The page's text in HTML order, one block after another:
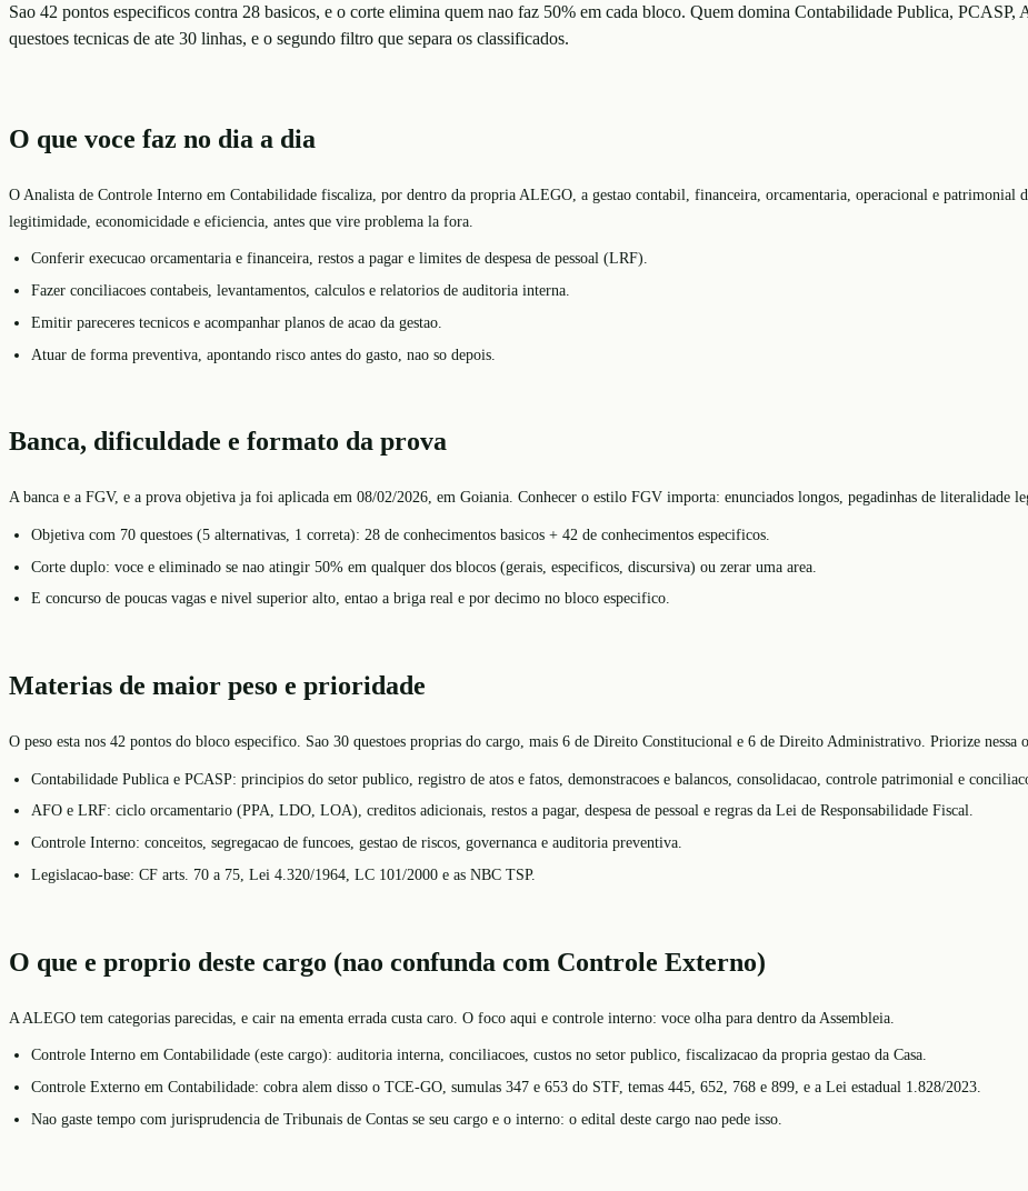
Sao 42 pontos especificos contra 28 basicos, e o corte elimina quem nao faz 50% em cada bloco. Quem domina Contabilidade Publica,
questoes tecnicas de ate 30 linhas, e o segundo filtro que separa os classificados.
O que voce faz no dia a dia
O Analista de Controle Interno em Contabilidade fiscaliza, por dentro da propria ALEGO, a gestao contabil, financeira, orcamentaria, operacional e patrimonial
legitimidade, economicidade e eficiencia, antes que vire problema la fora.
Conferir execucao orcamentaria e financeira, restos a pagar e limites de despesa de pessoal (LRF).
Fazer conciliacoes contabeis, levantamentos, calculos e relatorios de auditoria interna.
Emitir pareceres tecnicos e acompanhar planos de acao da gestao.
Atuar de forma preventiva, apontando risco antes do gasto, nao so depois.
Banca, dificuldade e formato da prova
A banca e a FGV, e a prova objetiva ja foi aplicada em 08/02/2026, em Goiania. Conhecer o estilo FGV importa: enunciados longos, pegadinhas de literalidade
Objetiva com 70 questoes (5 alternativas, 1 correta): 28 de conhecimentos basicos + 42 de conhecimentos especificos.
Corte duplo: voce e eliminado se nao atingir 50% em qualquer dos blocos (gerais, especificos, discursiva) ou zerar uma area.
E concurso de poucas vagas e nivel superior alto, entao a briga real e por decimo no bloco especifico.
Materias de maior peso e prioridade
O peso esta nos 42 pontos do bloco especifico. Sao 30 questoes proprias do cargo, mais 6 de Direito Constitucional e 6 de Direito Administrativo. Priorize nessa
Contabilidade Publica e PCASP: principios do setor publico, registro de atos e fatos, demonstracoes e balancos, consolidacao, controle patrimonial e
AFO e LRF: ciclo orcamentario (PPA, LDO, LOA), creditos adicionais, restos a pagar, despesa de pessoal e regras da Lei de Responsabilidade Fiscal.
Controle Interno: conceitos, segregacao de funcoes, gestao de riscos, governanca e auditoria preventiva.
Legislacao-base: CF arts. 70 a 75, Lei 4.320/1964, LC 101/2000 e as NBC TSP.
O que e proprio deste cargo (nao confunda com Controle Externo)
A ALEGO tem categorias parecidas, e cair na ementa errada custa caro. O foco aqui e controle interno: voce olha para dentro da Assembleia.
Controle Interno em Contabilidade (este cargo): auditoria interna, conciliacoes, custos no setor publico, fiscalizacao da propria gestao da Casa.
Controle Externo em Contabilidade: cobra alem disso o TCE-GO, sumulas 347 e 653 do STF, temas 445, 652, 768 e 899, e a Lei estadual 1.828/2023.
Nao gaste tempo com jurisprudencia de Tribunais de Contas se seu cargo e o interno: o edital deste cargo nao pede isso.